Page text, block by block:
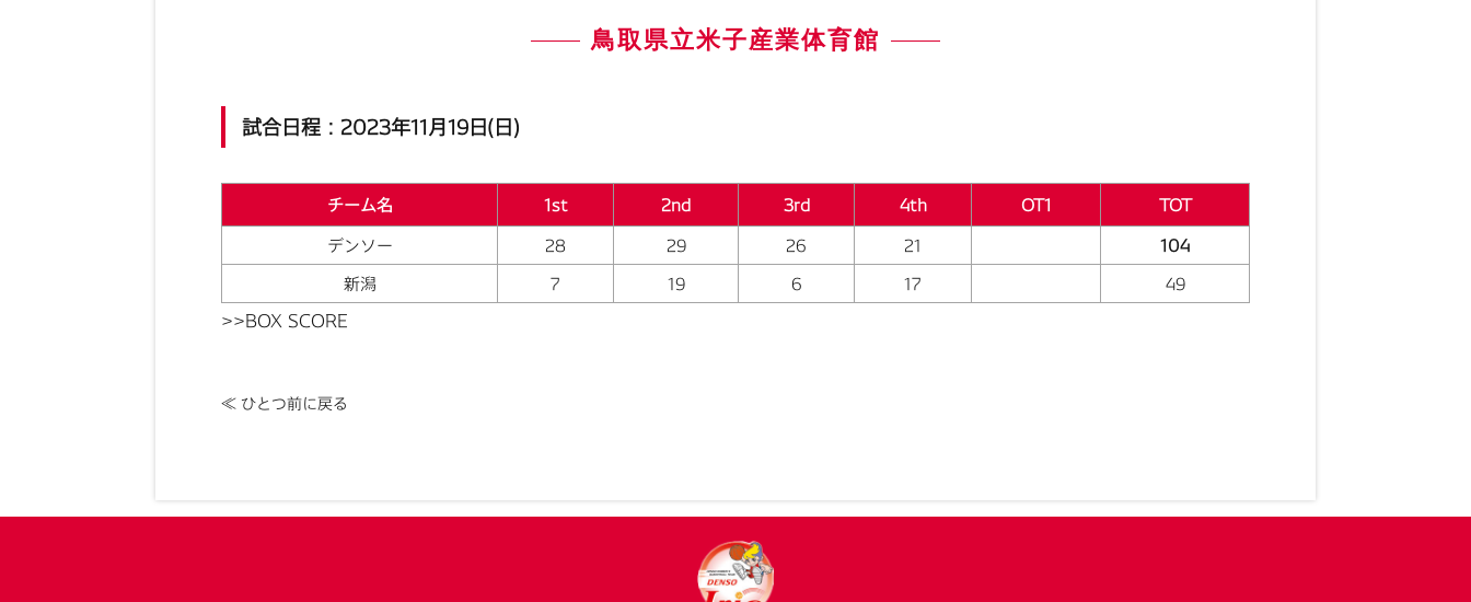
鳥取県立米子産業体育館
試合日程：2023年11月19日(日)
チーム名 1st 2nd 3rd 4th OT1
TOT
デンソー
28 29 26 21
104
新潟
7 19 6 17 49
>>BOX SCORE
≪ ひとつ前に戻る